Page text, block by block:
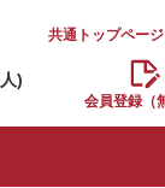
共通トップページ
)
会員登録（